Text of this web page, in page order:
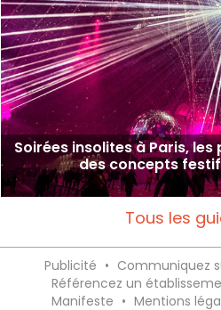
Soirées insolites à Paris,
des concepts
Tous les
Publicité • Communiquez
Référencez un
Manifeste • Mentions